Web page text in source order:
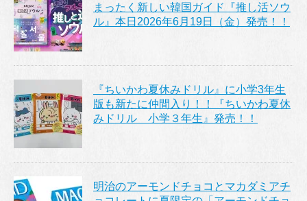
まったく新しい韓国ガイド『推し活ソウ
ル』本日2026年6月19日（金）発売！！
『ちいかわ夏休みドリル』に小学3年生
版も新たに仲間入り！！『ちいかわ夏休
みドリル 小学３年生』発売！！
明治のアーモンドチョコとマカダミアチ